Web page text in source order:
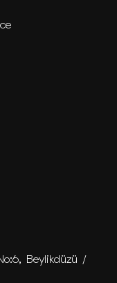
Beylikdüzü /